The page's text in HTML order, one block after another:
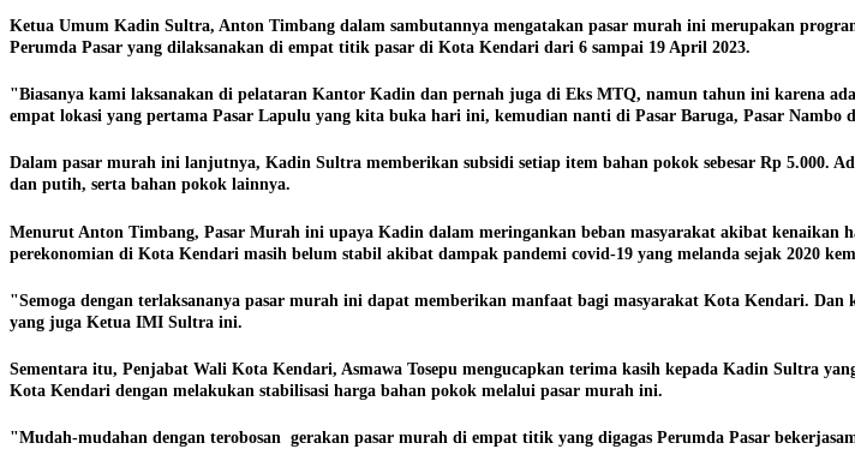
Ketua Umum Kadin Sultra, Anton Timbang dalam sambutannya mengatakan pasar murah ini merupakan
Perumda Pasar yang dilaksanakan di empat titik pasar di Kota Kendari dari 6 sampai 19 April 2023.
"Biasanya kami laksanakan di pelataran Kantor Kadin dan pernah juga di Eks MTQ, namun tahun ini karena
empat lokasi yang pertama Pasar Lapulu yang kita buka hari ini, kemudian nanti di Pasar Baruga, Pasar Nambo
Dalam pasar murah ini lanjutnya, Kadin Sultra memberikan subsidi setiap item bahan pokok sebesar Rp 5.000.
dan putih, serta bahan pokok lainnya.
Menurut Anton Timbang, Pasar Murah ini upaya Kadin dalam meringankan beban masyarakat akibat
perekonomian di Kota Kendari masih belum stabil akibat dampak pandemi covid-19 yang melanda sejak 2020
"Semoga dengan terlaksananya pasar murah ini dapat memberikan manfaat bagi masyarakat Kota Kendari.
yang juga Ketua IMI Sultra ini.
Sementara itu, Penjabat Wali Kota Kendari, Asmawa Tosepu mengucapkan terima kasih kepada Kadin Sultra
Kota Kendari dengan melakukan stabilisasi harga bahan pokok melalui pasar murah ini.
"Mudah-mudahan dengan terobosan gerakan pasar murah di empat titik yang digagas Perumda Pasar